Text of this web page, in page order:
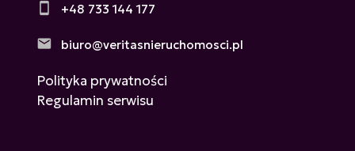
+48 733 144 177
biuro@veritasnieruchomosci.pl
Polityka prywatności
Regulamin serwisu